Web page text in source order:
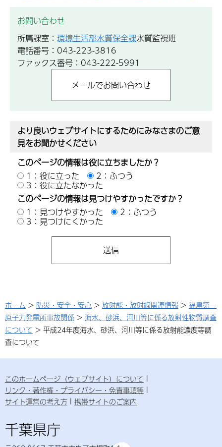
お問い合わせ
所属課室： 環境生活部水質保全課水質監視班
電話番号：043-223-3816
ファックス番号：043-222-5991
より良いウェブサイトにするためにみなさまのご意
見をお聞かせください
このページの情報は役に立ちましたか？
1：役に立った
2：ふつう
3：役に立たなかった
このページの情報は見つけやすかったですか？
1：見つけやすかった
2：ふつう
3：見つけにくかった
ホーム > 防災・安全・安心 > 放射能・放射線関連情報 > 福島第一
原子力発電所事故関係 > 海水、砂浜、河川等に係る放射性物質調査
について > 平成24年度海水、砂浜、河川等に係る放射能濃度等調
査について
このホームページ（ウェブサイト）について
リンク・著作権・プライバシー・免責事項等
サイト運営の考え方
携帯サイトのご案内
千葉県庁